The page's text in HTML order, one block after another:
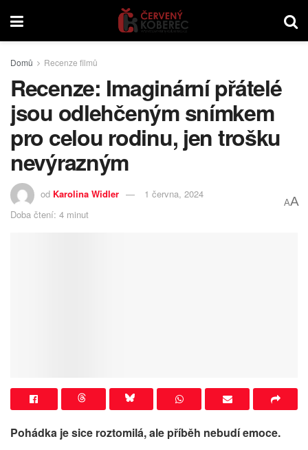
Domů Recenze filmů
Recenze: Imaginární přátelé
jsou odlehčeným snímkem
pro celou rodinu, jen trošku
nevýrazným
od Karolina Widler
1 června, 2024
Doba čtení: 4 minut
AA
Pohádka je sice roztomilá, ale příběh nebudí emoce.